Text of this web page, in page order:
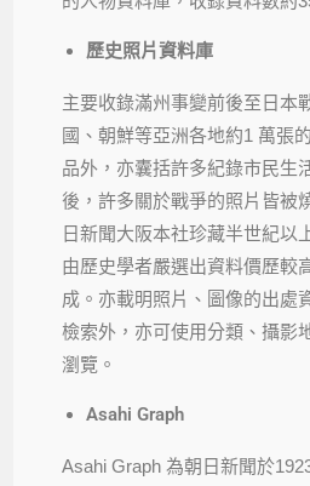
歷史照片資料庫
主要收錄滿州事變前後至日本
國、朝鮮等亞洲各地約1 萬張
品外，亦囊括許多紀錄市民生
後，許多關於戰爭的照片皆被
日新聞大阪本社珍藏半世紀以
由歷史學者嚴選出資料價歷較
成。亦載明照片、圖像的出處
檢索外，亦可使用分類、攝影
瀏覽。
Asahi Graph
Asahi Graph 為朝日新聞於